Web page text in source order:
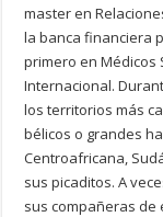
master en
la banca financiera
primero en Médicos
Internacional.
los territorios más
bélicos o grandes
Centroafricana,
sus picaditos. A
sus compañeras